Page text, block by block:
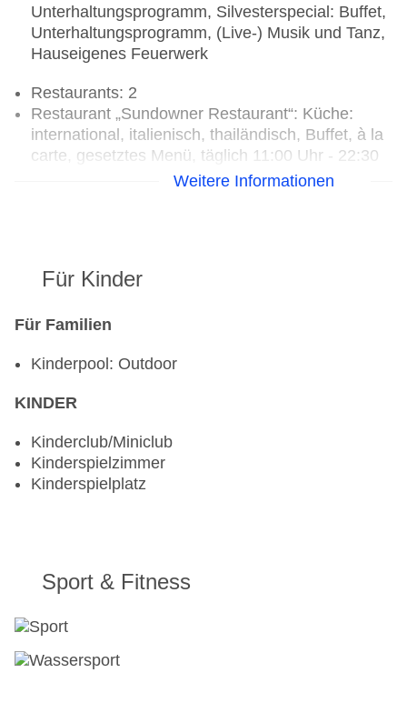
Unterhaltungsprogramm, Silvesterspecial: Buffet,
Unterhaltungsprogramm, (Live-) Musik und Tanz,
Hauseigenes Feuerwerk
Restaurants: 2
Restaurant „Sundowner Restaurant“: Küche:
international, italienisch, thailändisch, Buffet, à la
carte, gesetztes Menü, täglich 11:00 Uhr - 22:30
Uhr, mit Terrasse, am Strand
Lobbybar „Club Lounge“: täglich 08:00 Uhr -
Weinbar: täglich 14:00 Uhr - 22:30 Uhr
Weitere Informationen
Für Kinder
Für Familien
Kinderpool: Outdoor
KINDER
Kinderclub/Miniclub
Kinderspielzimmer
Kinderspielplatz
Sport & Fitness